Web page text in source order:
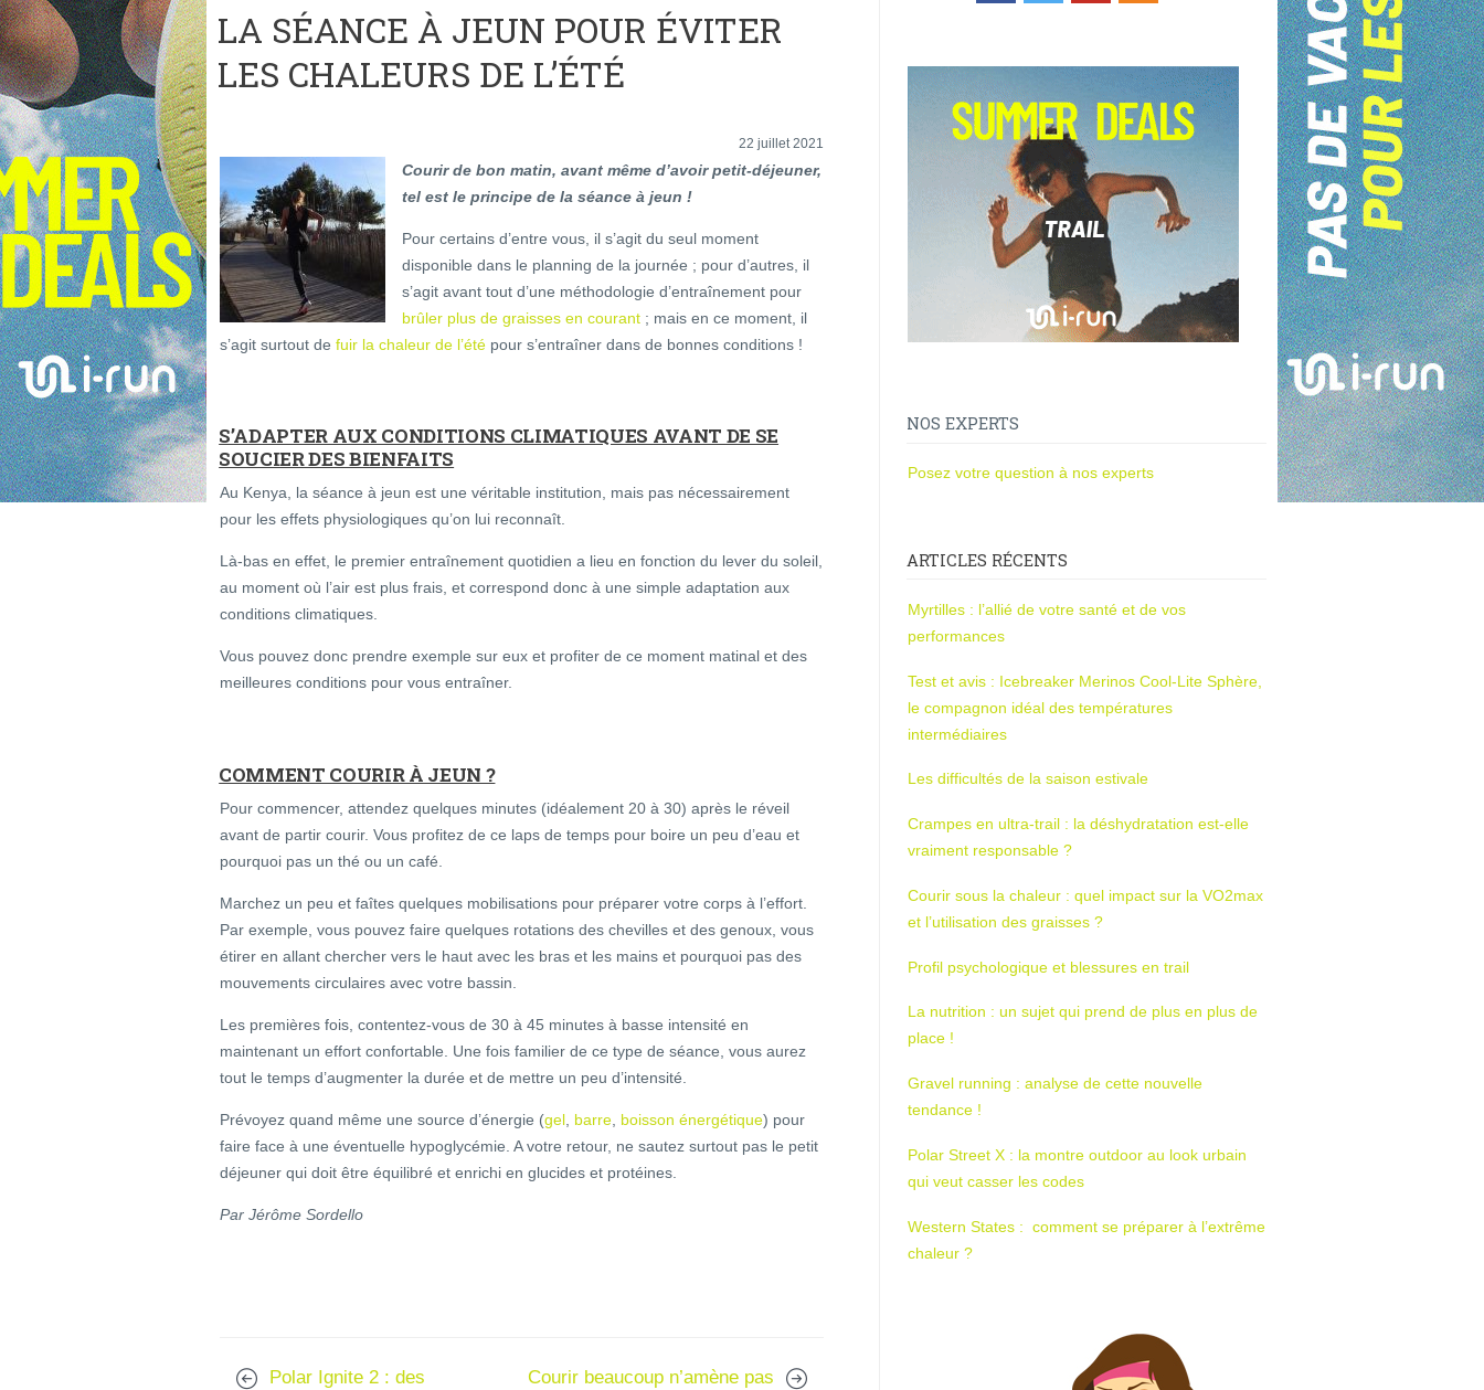
LA SÉANCE À JEUN POUR ÉVITER
LES CHALEURS DE L’ÉTÉ
22 juillet 2021
Courir de bon matin, avant même d’avoir petit-déjeuner,
tel est le principe de la séance à jeun !
Pour certains d’entre vous, il s’agit du seul moment
disponible dans le planning de la journée ; pour d’autres, il
s’agit avant tout d’une méthodologie d’entraînement pour
brûler plus de graisses en courant ; mais en ce moment, il
s’agit surtout de fuir la chaleur de l’été pour s’entraîner dans de bonnes conditions !
S’ADAPTER AUX CONDITIONS CLIMATIQUES AVANT DE SE
SOUCIER DES BIENFAITS
Au Kenya, la séance à jeun est une véritable institution, mais pas nécessairement
pour les effets physiologiques qu’on lui reconnaît.
Là-bas en effet, le premier entraînement quotidien a lieu en fonction du lever du soleil,
au moment où l’air est plus frais, et correspond donc à une simple adaptation aux
conditions climatiques.
Vous pouvez donc prendre exemple sur eux et profiter de ce moment matinal et des
meilleures conditions pour vous entraîner.
COMMENT COURIR À JEUN ?
Pour commencer, attendez quelques minutes (idéalement 20 à 30) après le réveil
avant de partir courir. Vous profitez de ce laps de temps pour boire un peu d’eau et
pourquoi pas un thé ou un café.
Marchez un peu et faîtes quelques mobilisations pour préparer votre corps à l’effort.
Par exemple, vous pouvez faire quelques rotations des chevilles et des genoux, vous
étirer en allant chercher vers le haut avec les bras et les mains et pourquoi pas des
mouvements circulaires avec votre bassin.
Les premières fois, contentez-vous de 30 à 45 minutes à basse intensité en
maintenant un effort confortable. Une fois familier de ce type de séance, vous aurez
tout le temps d’augmenter la durée et de mettre un peu d’intensité.
Prévoyez quand même une source d’énergie (gel barre boisson énergétique) pour
faire face à une éventuelle hypoglycémie. A votre retour, ne sautez surtout pas le petit
déjeuner qui doit être équilibré et enrichi en glucides et protéines.
Par Jérôme Sordello
Polar Ignite 2 : des
Courir beaucoup n’amène pas
NOS EXPERTS
Posez votre question à nos experts
ARTICLES RÉCENTS
Myrtilles : l’allié de votre santé et de vos
performances
Test et avis : Icebreaker Merinos Cool-Lite Sphère,
le compagnon idéal des températures
intermédiaires
Les difficultés de la saison estivale
Crampes en ultra-trail : la déshydratation est-elle
vraiment responsable ?
Courir sous la chaleur : quel impact sur la VO2max
et l’utilisation des graisses ?
Profil psychologique et blessures en trail
La nutrition : un sujet qui prend de plus en plus de
place !
Gravel running : analyse de cette nouvelle
tendance !
Polar Street X : la montre outdoor au look urbain
qui veut casser les codes
Western States : comment se préparer à l’extrême
chaleur ?